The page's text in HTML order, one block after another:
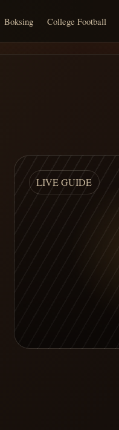
Boksing College Football
LIVE GUIDE